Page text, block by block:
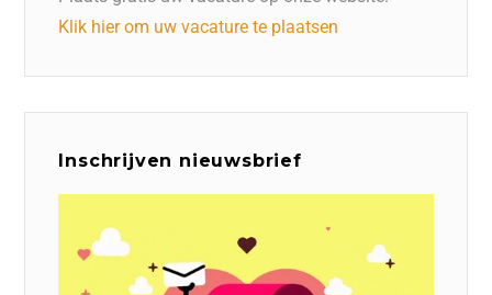
Klik hier om uw vacature te plaatsen
Inschrijven nieuwsbrief